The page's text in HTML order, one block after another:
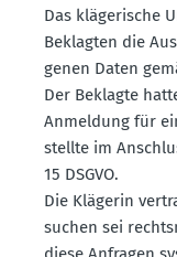
Das kläge­rische
Beklagten die
genen Daten
Der Beklagte
Anmeldung für
stellte im
15 DSGVO.
Die Klägerin
suchen sei